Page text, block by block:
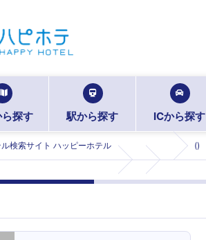
探す 駅から探す ICから探す
検索サイト ハッピーホテル ()